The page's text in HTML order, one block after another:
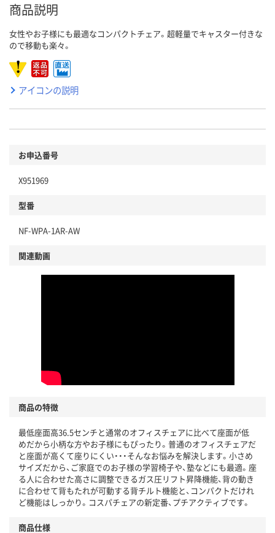
商品説明
女性やお子様にも最適なコンパクトチェア。超軽量でキャスター付きな
ので移動も楽々。
アイコンの説明
お申込番号
X951969
型番
NF-WPA-1AR-AW
関連動画
商品の特徴
最低座面高36.5センチと通常のオフィスチェアに比べて座面が低
めだから小柄な方やお子様にもぴったり。普通のオフィスチェアだ
と座面が高くて座りにくい・・・そんなお悩みを解決します。小さめ
サイズだから、ご家庭でのお子様の学習椅子や、塾などにも最適。座
る人に合わせた高さに調整できるガス圧リフト昇降機能、背の動き
に合わせて背もたれが可動する背チルト機能と、コンパクトだけれ
ど機能はしっかり。コスパチェアの新定番、プチアクティブです。
商品仕様